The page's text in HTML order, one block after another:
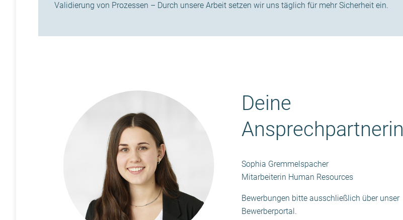
Validierung von Prozessen – Durch unsere Arbeit setzen wir uns täglich für mehr Sicherheit ein.
Deine
Ansprechpartnerin
Sophia Gremmelspacher
Mitarbeiterin Human Resources
Bewerbungen bitte ausschließlich über unser
Bewerberportal.